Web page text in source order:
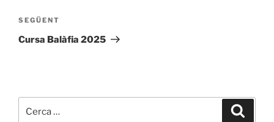
Entrada
següent
SEGÜENT
Cursa Balàfia 2025